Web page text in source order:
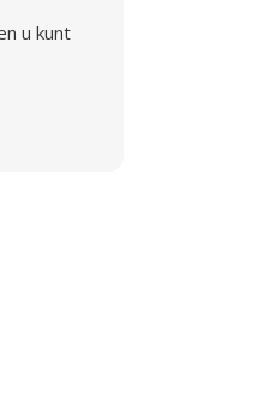
u kunt